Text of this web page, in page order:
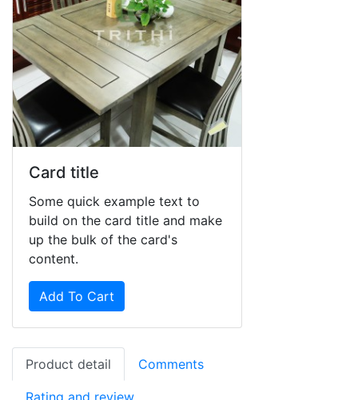
Card title
Some quick example text to
build on the card title and make
up the bulk of the card's
content.
Add To Cart
Product detail Comments
Rating and review